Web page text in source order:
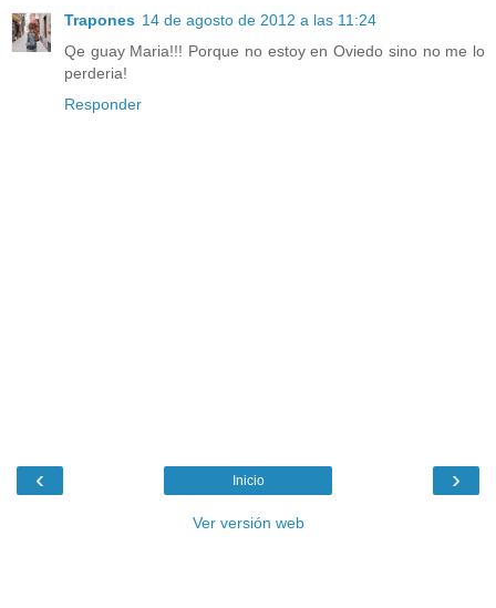
Trapones 14 de agosto de 2012 a las 11:24
Qe guay Maria!!! Porque no estoy en Oviedo sino no me lo
perderia!
Responder
‹ ›
Inicio
Ver versión web